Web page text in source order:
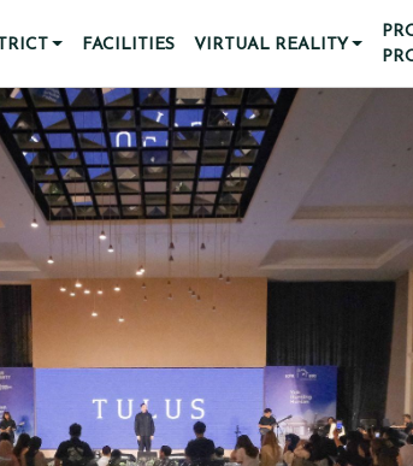
FACILITIES VIRTUAL REALITY